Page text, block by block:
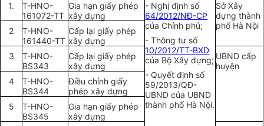
1.
T-HNO-
161072-TT
Gia hạn giấy phép
xây dựng
- Nghị định số
64/2012/NĐ-CP
của Chính phủ;
-Thông tư số
10/2012/TT-BXD
của Bộ Xây dựng;
- Quyết định số
59/2013/QĐ-
UBND của UBND
thành phố Hà Nội.
Sở Xây
dựngthành
phốHà Nội
2 T-HNO-
161440-TT
Cấp lại giấy phép
xây dựng
3
T-HNO-
BS343
Cấp lại giấy phép
xây dựng
UBND cấp
huyện
4
T-HNO-
BS344
Điều chỉnh giấy
phép xây dựng
5
T-HNO-
BS345
Gia hạn giấy phép
xây dựng